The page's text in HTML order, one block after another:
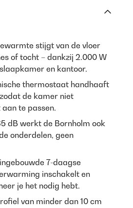
stijgt van de vloer
of tocht – dankzij 2.000 W
en kantoor.
thermostaat handhaaft
de kamer niet
te passen.
dB werkt de Bornholm ook
onderdelen, geen
7-daagse
inschakelt en
je het nodig hebt.
van minder dan 10 cm